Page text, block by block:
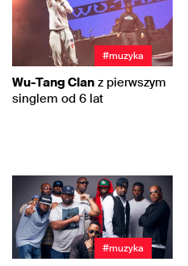
#muzyka
Wu-Tang Clan z pierwszym
singlem od 6 lat
#muzyka